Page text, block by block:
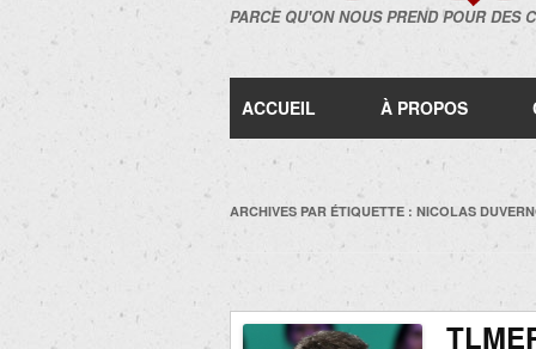
PARCE QU'ON NOUS PREND POUR DES
ACCUEIL À PROPOS
ARCHIVES PAR ÉTIQUETTE : NICOLAS